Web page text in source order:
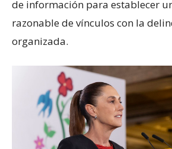
de información para establecer
razonable de vínculos con la
organizada.